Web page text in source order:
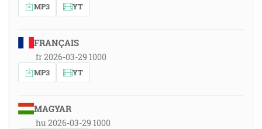
MP3 YT
FRANÇAIS
fr 2026-03-29 1000
MP3 YT
MAGYAR
hu 2026-03-29 1000